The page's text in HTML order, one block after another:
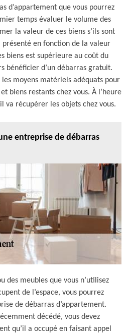
d’appartement que vous pourrez
temps évaluer le volume des
la valeur de ces biens s’ils sont
présenté en fonction de la valeur
biens est supérieure au coût du
bénéficier d’un débarras gratuit.
moyens matériels adéquats pour
biens restants chez vous. À l’heure
va récupérer les objets chez vous.
entreprise de débarras
des meubles que vous n’utilisez
de l’espace, vous pourrez
de débarras d’appartement.
décédé, vous devez
qu’il a occupé en faisant appel